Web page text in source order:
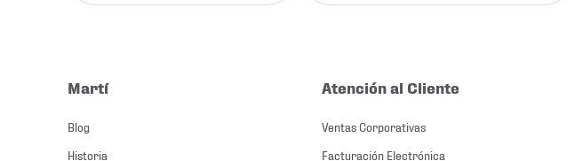
Martí
Blog
Historia
Atención al Cliente
Ventas Corporativas
Facturación Electrónica